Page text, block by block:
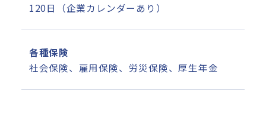
120日（企業カレンダーあり）
各種保険
社会保険、雇用保険、労災保険、厚生年金